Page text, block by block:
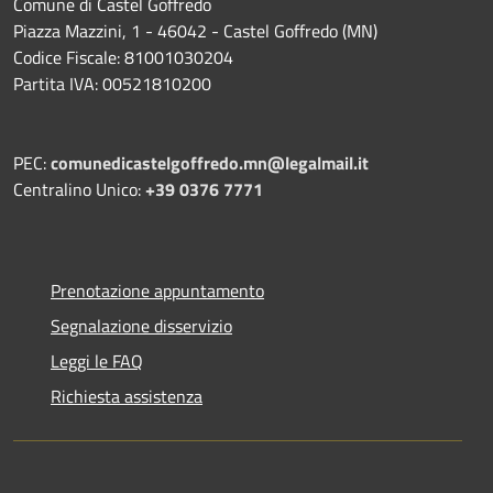
Piazza Mazzini, 1 - 46042 - Castel Goffredo (MN)
Codice Fiscale: 81001030204
Partita IVA: 00521810200
PEC:comunedicastelgoffredo.mn@legalmail.it
Centralino Unico:+39 0376 7771
Prenotazione appuntamento
Segnalazione disservizio
Leggi le FAQ
Richiesta assistenza